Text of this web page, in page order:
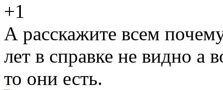
+1
А расскажите всем
лет в справке не видно а
то они есть.